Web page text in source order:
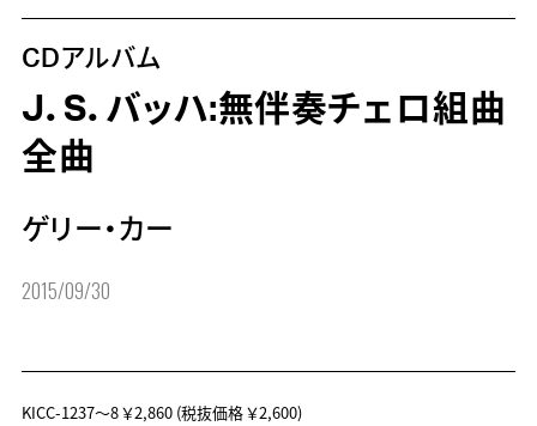
CDアルバム
J．S．バッハ:無伴奏チェロ組曲
全曲
ゲリー・カー
2015/09/30
KICC-1237～8￥2,860(税抜価格 ￥2,600)